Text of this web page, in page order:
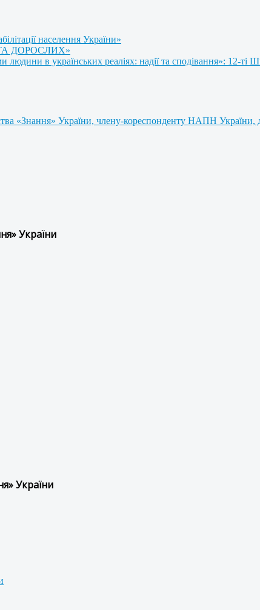
населення України»
ДОРОСЛИХ»
в українських реаліях: надії та сподівання»: 12-ті
«Знання» України, члену-кореспонденту НАПН України,
України
України